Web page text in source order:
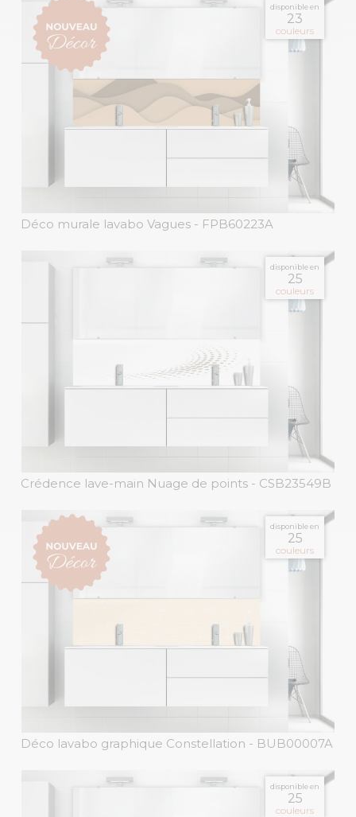
disponible en
23
couleurs
Déco murale lavabo Vagues - FPB60223A
disponible en
25
couleurs
Crédence lave-main Nuage de points - CSB23549B
disponible en
25
couleurs
Déco lavabo graphique Constellation - BUB00007A
disponible en
25
couleurs